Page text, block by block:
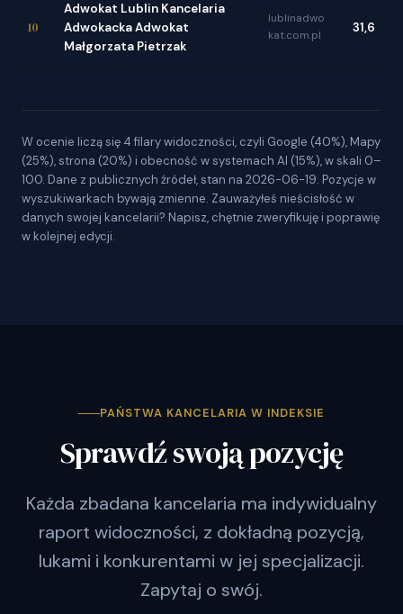
10
Adwokat Lublin Kancelaria
Adwokacka Adwokat
Małgorzata Pietrzak
lublinadwo
kat.com.pl
31,6
W ocenie liczą się 4 filary widoczności, czyli Google (40%), Mapy
(25%), strona (20%) i obecność w systemach AI (15%), w skali 0–
100. Dane z publicznych źródeł, stan na 2026-06-19. Pozycje w
wyszukiwarkach bywają zmienne. Zauważyłeś nieścisłość w
danych swojej kancelarii? Napisz, chętnie zweryfikuję i poprawię
w kolejnej edycji.
PAŃSTWA KANCELARIA W INDEKSIE
Sprawdź swoją pozycję
Każda zbadana kancelaria ma indywidualny
raport widoczności, z dokładną pozycją,
lukami i konkurentami w jej specjalizacji.
Zapytaj o swój.